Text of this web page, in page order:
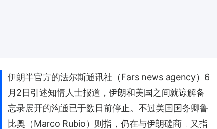
伊朗半官方的法尔斯通讯社（Fars news agency）6
月2日引述知情人士报道，伊朗和美国之间就谅解备
忘录展开的沟通已于数日前停止。不过美国国务卿鲁
比奥（Marco Rubio）则指，仍在与伊朗磋商，又指